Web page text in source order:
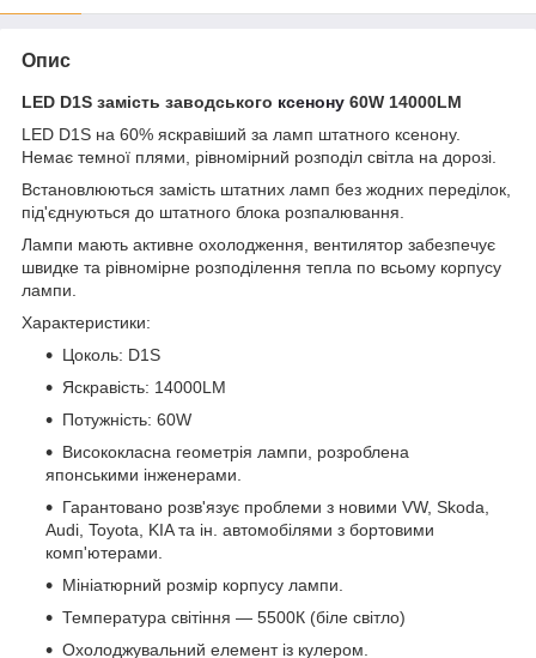
Опис
LED D1S замість заводського ксенону 60W 14000LM
LED D1S на 60% яскравіший за ламп штатного ксенону.
Немає темної плями, рівномірний розподіл світла на дорозі.
Встановлюються замість штатних ламп без жодних переділок,
під'єднуються до штатного блока розпалювання.
Лампи мають активне охолодження, вентилятор забезпечує
швидке та рівномірне розподілення тепла по всьому корпусу
лампи.
Характеристики:
Цоколь: D1S
Яскравість: 14000LM
Потужність: 60W
Висококласна геометрія лампи, розроблена
японськими інженерами.
Гарантовано розв'язує проблеми з новими VW, Skoda,
Audi, Toyota, KIA та ін. автомобілями з бортовими
комп'ютерами.
Мініатюрний розмір корпусу лампи.
Температура світіння — 5500К (біле світло)
Охолоджувальний елемент із кулером.